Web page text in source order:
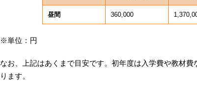
昼間 360,000
※単位：円
なお、上記はあくまで目安です。初年度は入学費や教材
ります。